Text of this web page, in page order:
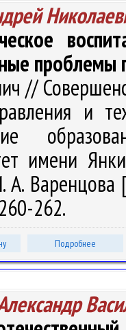
проблемы
//
и
имени
А.
262.
Подробнее